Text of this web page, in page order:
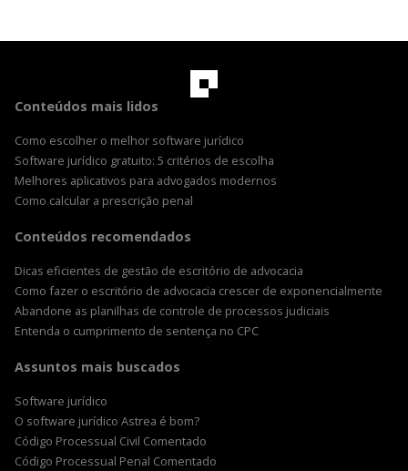
Conteúdos mais lidos
Como escolher o melhor software jurídico
Software jurídico gratuito: 5 critérios de escolha
Melhores aplicativos para advogados modernos
Como calcular a prescrição penal
Conteúdos recomendados
Dicas eficientes de gestão de escritório de advocacia
Como fazer o escritório de advocacia crescer de exponencialmente
Abandone as planilhas de controle de processos judiciais
Entenda o cumprimento de sentença no CPC
Assuntos mais buscados
Software jurídico
O software jurídico Astrea é bom?
Código Processual Civil Comentado
Código Processual Penal Comentado